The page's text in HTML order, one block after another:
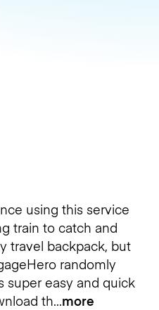
using this service
train to catch and
travel backpack, but
randomly
super easy and quick
th more